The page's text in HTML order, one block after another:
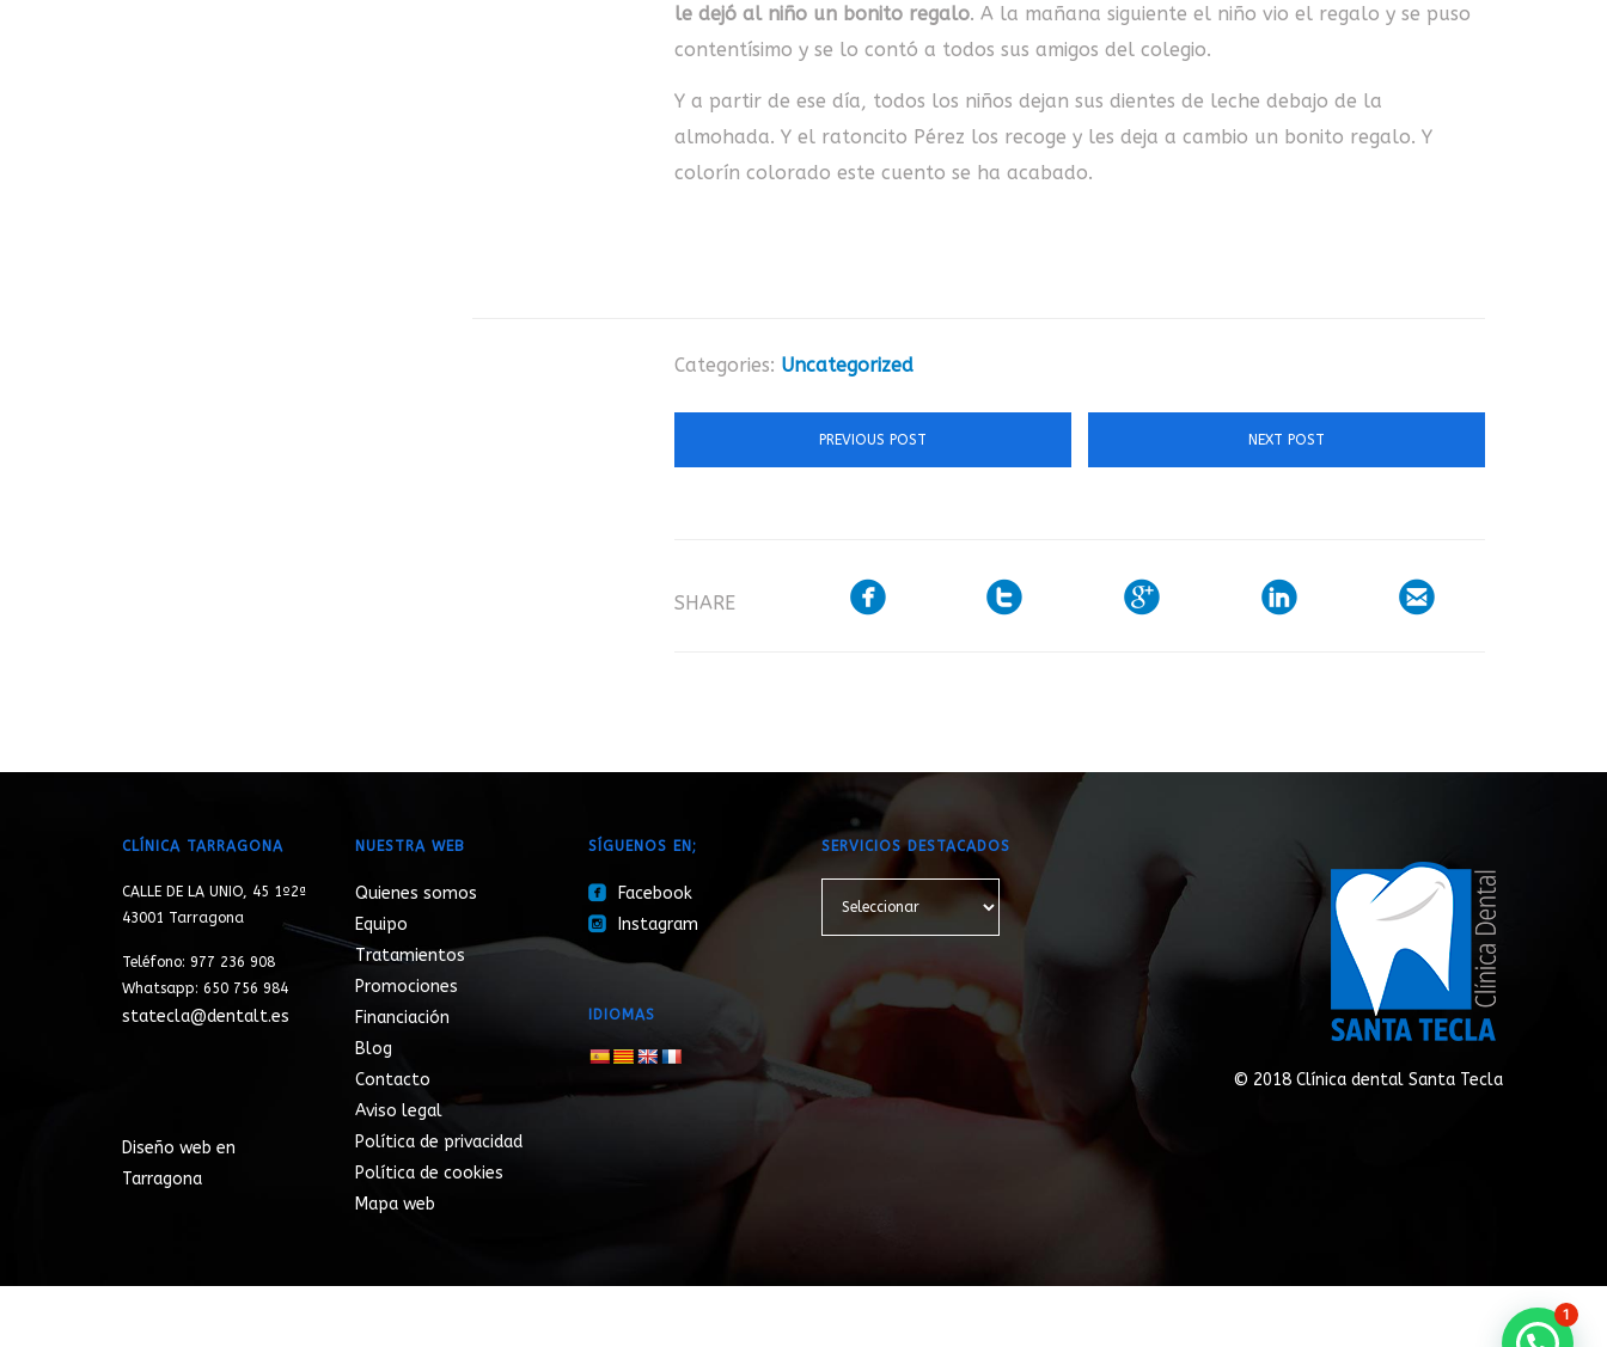
le dejó al niño un bonito regalo. A la mañana siguiente el niño vio el regalo y se puso
contentísimo y se lo contó a todos sus amigos del colegio.
Y a partir de ese día, todos los niños dejan sus dientes de leche debajo de la
almohada. Y el ratoncito Pérez los recoge y les deja a cambio un bonito regalo. Y
colorín colorado este cuento se ha acabado.
Categories: Uncategorized
PREVIOUS POST NEXT POST
SHARE     
CLÍNICA TARRAGONA
CALLE DE LA UNIO, 45 1º2ª
43001 Tarragona
Teléfono: 977 236 908
Whatsapp: 650 756 984
statecla@dentalt.es
Diseño web en
Tarragona
NUESTRA WEB
Quienes somos
Equipo
Tratamientos
Promociones
Financiación
Blog
Contacto
Aviso legal
Política de privacidad
Política de cookies
Mapa web
SÍGUENOS EN;
roundedfacebook Facebook
roundedinstagram Instagram
IDIOMAS
SERVICIOS DESTACADOS
© 2018 Clínica dental Santa Tecla
1